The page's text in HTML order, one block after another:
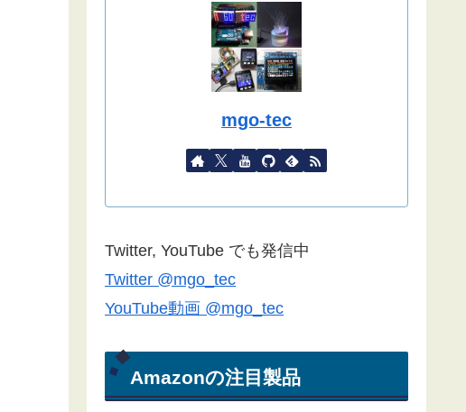
こちらの記事をYahoo天気から気象
庁天気予報に変更したものを追記し
諸事情で記事更新停滞しています。
１年以上経過している記事が殆どな
Blynk2.0で双方向通信できない場合
はこちらの記事
ください(2022/06/24)
ん。ほとんどの記事が１年以上経過
している為、動作しないものもある
mgo-tec
Twitter, YouTube でも発信中
Twitter @mgo_tec
YouTube動画 @mgo_tec
Amazonの注目製品